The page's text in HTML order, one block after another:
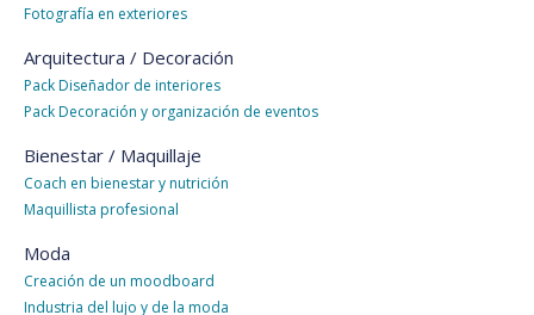
Fotografía en exteriores
Arquitectura / Decoración
Pack Diseñador de interiores
Pack Decoración y organización de eventos
Bienestar / Maquillaje
Coach en bienestar y nutrición
Maquillista profesional
Moda
Creación de un moodboard
Industria del lujo y de la moda